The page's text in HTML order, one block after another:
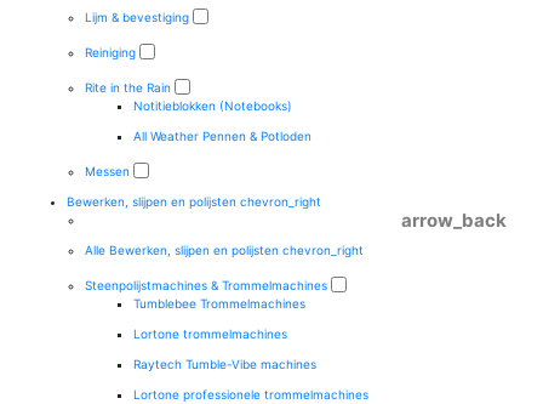
Lijm & bevestiging
Reiniging
Rite in the Rain
Notitieblokken (Notebooks)
All Weather Pennen & Potloden
Messen
Bewerken, slijpen en polijsten chevron_right
arrow_back
Alle Bewerken, slijpen en polijsten chevron_right
Steenpolijstmachines & Trommelmachines
Tumblebee Trommelmachines
Lortone trommelmachines
Raytech Tumble-Vibe machines
Lortone professionele trommelmachines